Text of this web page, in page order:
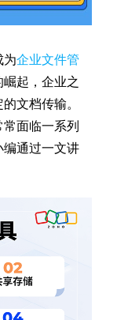
为企业文件管
起，企业之
文档传输。
面临一系列
编通过一文讲